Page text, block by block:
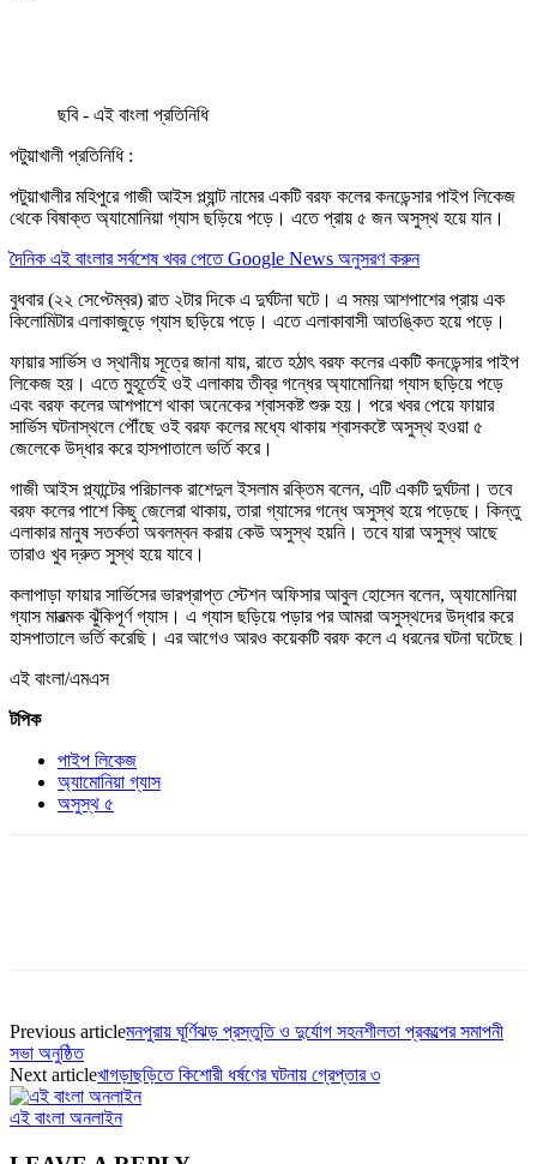
ছবি - এই বাংলা প্রতিনিধি
পটুয়াখালী প্রতিনিধি :
পটুয়াখালীর মহিপুরে গাজী আইস প্ল্যান্ট নামের একটি বরফ কলের কনডেন্সার পাইপ লিকেজ
থেকে বিষাক্ত অ্যামোনিয়া গ্যাস ছড়িয়ে পড়ে। এতে প্রায় ৫ জন অসুস্থ হয়ে যান।
দৈনিক এই বাংলার সর্বশেষ খবর পেতে Google News অনুসরণ করুন
বুধবার (২২ সেপ্টেম্বর) রাত ২টার দিকে এ দুর্ঘটনা ঘটে। এ সময় আশপাশের প্রায় এক
কিলোমিটার এলাকাজুড়ে গ্যাস ছড়িয়ে পড়ে। এতে এলাকাবাসী আতঙ্কিত হয়ে পড়ে।
ফায়ার সার্ভিস ও স্থানীয় সূত্রে জানা যায়, রাতে হঠাৎ বরফ কলের একটি কনডেন্সার পাইপ
লিকেজ হয়। এতে মুহূর্তেই ওই এলাকায় তীব্র গন্ধের অ্যামোনিয়া গ্যাস ছড়িয়ে পড়ে
এবং বরফ কলের আশপাশে থাকা অনেকের শ্বাসকষ্ট শুরু হয়। পরে খবর পেয়ে ফায়ার
সার্ভিস ঘটনাস্থলে পৌঁছে ওই বরফ কলের মধ্যে থাকায় শ্বাসকষ্টে অসুস্থ হওয়া ৫
জেলেকে উদ্ধার করে হাসপাতালে ভর্তি করে।
গাজী আইস প্ল্যান্টের পরিচালক রাশেদুল ইসলাম রক্তিম বলেন, এটি একটি দুর্ঘটনা। তবে
বরফ কলের পাশে কিছু জেলেরা থাকায়, তারা গ্যাসের গন্ধে অসুস্থ হয়ে পড়েছে। কিন্তু
এলাকার মানুষ সতর্কতা অবলম্বন করায় কেউ অসুস্থ হয়নি। তবে যারা অসুস্থ আছে
তারাও খুব দ্রুত সুস্থ হয়ে যাবে।
কলাপাড়া ফায়ার সার্ভিসের ভারপ্রাপ্ত স্টেশন অফিসার আবুল হোসেন বলেন, অ্যামোনিয়া
গ্যাস মারত্মক ঝুঁকিপূর্ণ গ্যাস। এ গ্যাস ছড়িয়ে পড়ার পর আমরা অসুস্থদের উদ্ধার করে
হাসপাতালে ভর্তি করেছি। এর আগেও আরও কয়েকটি বরফ কলে এ ধরনের ঘটনা ঘটেছে।
এই বাংলা/এমএস
টপিক
পাইপ লিকেজ
অ্যামোনিয়া গ্যাস
অসুস্থ ৫
Previous articleমনপুরায় ঘূর্ণিঝড় প্রস্তুতি ও দুর্যোগ সহনশীলতা প্রকল্পের সমাপনী
সভা অনুষ্ঠিত
Next articleখাগড়াছড়িতে কিশোরী ধর্ষণের ঘটনায় গ্রেপ্তার ৩
এই বাংলা অনলাইন